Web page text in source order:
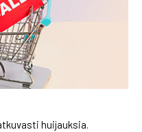
huijauksia.